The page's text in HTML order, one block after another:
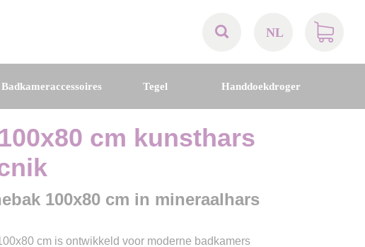
NL
BE
Badkameraccessoires Tegel Handdoekdroger
cm kunsthars
100x80 cm in mineraalhars
cm is ontwikkeld voor moderne badkamers